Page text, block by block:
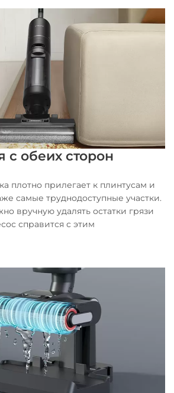
с обеих сторон
плотно прилегает к плинтусам и
самые труднодоступные участки.
вручную удалять остатки грязи
справится с этим